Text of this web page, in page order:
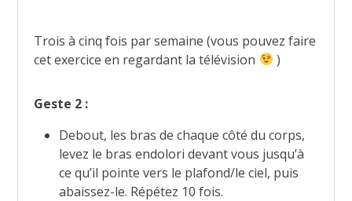
Trois à cinq fois par semaine (vous pouvez faire
cet exercice en regardant la télévision
)
Geste 2 :
Debout, les bras de chaque côté du corps,
levez le bras endolori devant vous jusqu’à
ce qu’il pointe vers le plafond/le ciel, puis
abaissez-le. Répétez 10 fois.